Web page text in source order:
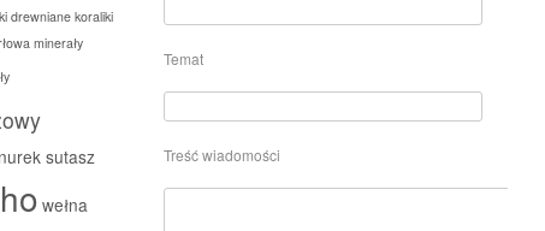
drewniane koraliki
minerały
sutasz
wełna
Temat
Treść wiadomości